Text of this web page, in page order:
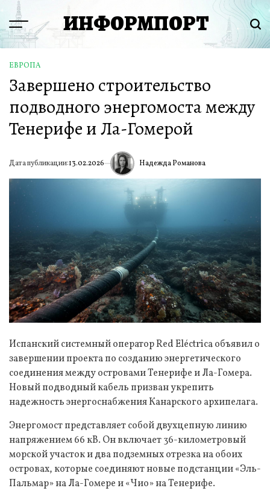
Перейти
содержимому
Menu ИНФОРМПОРТ
ОПУБЛИКОВАНО
В
ЕВРОПА
Завершено строительство
подводного энергомоста между
Тенерифе и Ла-Гомерой
Дата публикации:13.02.2026 ИА Надежда Романова
Испанский системный оператор Red Eléctrica объявил о
завершении проекта по созданию энергетического
соединения между островами Тенерифе и Ла-Гомера.
Новый подводный кабель призван укрепить
надежность энергоснабжения Канарского архипелага.
Энергомост представляет собой двухцепную линию
напряжением 66 кВ. Он включает 36-километровый
морской участок и два подземных отрезка на обоих
островах, которые соединяют новые подстанции «Эль-
Пальмар» на Ла-Гомере и «Чио» на Тенерифе.